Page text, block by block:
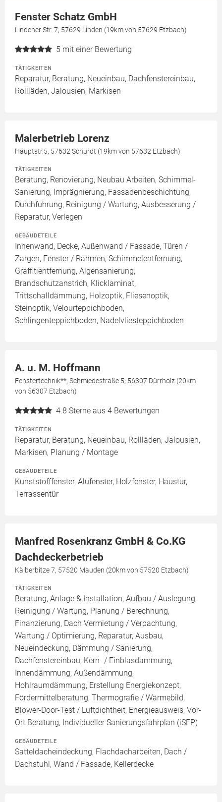
Fenster Schatz GmbH
Lindener Str. 7, 57629 Linden (19km von 57629 Etzbach)
5 mit einer Bewertung
TÄTIGKEITEN
Reparatur, Beratung, Neueinbau, Dachfenstereinbau,
Rollläden, Jalousien, Markisen
Malerbetrieb Lorenz
Hauptstr.5, 57632 Schürdt (19km von 57632 Etzbach)
TÄTIGKEITEN
Beratung, Renovierung, Neubau Arbeiten, Schimmel-
Sanierung, Imprägnierung, Fassadenbeschichtung,
Durchführung, Reinigung / Wartung, Ausbesserung /
Reparatur, Verlegen
GEBÄUDETEILE
Innenwand, Decke, Außenwand / Fassade, Türen /
Zargen, Fenster / Rahmen, Schimmelentfernung,
Graffitientfernung, Algensanierung,
Brandschutzanstrich, Klicklaminat,
Trittschalldämmung, Holzoptik, Fliesenoptik,
Steinoptik, Velourteppichboden,
Schlingenteppichboden, Nadelvliesteppichboden
A. u. M. Hoffmann
Fenstertechnik**, Schmiedestraße 5, 56307 Dürrholz (20km
von 56307 Etzbach)
4.8 Sterne aus 4 Bewertungen
TÄTIGKEITEN
Reparatur, Beratung, Neueinbau, Rollläden, Jalousien,
Markisen, Planung / Montage
GEBÄUDETEILE
Kunststofffenster, Alufenster, Holzfenster, Haustür,
Terrassentür
Manfred Rosenkranz GmbH & Co.KG
Dachdeckerbetrieb
Kälberbitze 7, 57520 Mauden (20km von 57520 Etzbach)
TÄTIGKEITEN
Beratung, Anlage & Installation, Aufbau / Auslegung,
Reinigung / Wartung, Planung / Berechnung,
Finanzierung, Dach Vermietung / Verpachtung,
Wartung / Optimierung, Reparatur, Ausbau,
Neueindeckung, Dämmung / Sanierung,
Dachfenstereinbau, Kern- / Einblasdämmung,
Innendämmung, Außendämmung,
Hohlraumdämmung, Erstellung Energiekonzept,
Fördermittelberatung, Thermografie / Wärmebild,
Blower-Door-Test / Luftdichtheit, Energieausweis, Vor-
Ort Beratung, Individueller Sanierungsfahrplan (iSFP)
GEBÄUDETEILE
Satteldacheindeckung, Flachdacharbeiten, Dach /
Dachstuhl, Wand / Fassade, Kellerdecke